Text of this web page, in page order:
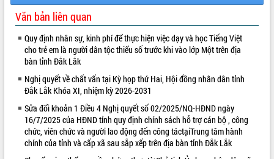
Văn bản liên quan
Quy định nhân sự, kinh phí để thực hiện việc dạy và học Tiếng Việt
cho trẻ em là người dân tộc thiểu số trước khi vào lớp Một trên địa
bàn tỉnh Đắk Lắk
Nghị quyết về chất vấn tại Kỳ họp thứ Hai, Hội đồng nhân dân tỉnh
Đắk Lắk Khóa XI, nhiệm kỳ 2026-2031
Sửa đổi khoản 1 Điều 4 Nghị quyết số 02/2025/NQ-HĐND ngày
16/7/2025 của HĐND tỉnh quy định chính sách hỗ trợ cán bộ , công
chức, viên chức và người lao động đến công táctạiTrung tâm hành
chính của tỉnh và cấp xã sau sắp xếp trên địa bàn tỉnh Đắk Lắk